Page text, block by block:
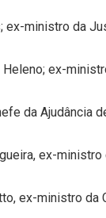
ex-ministro da
Heleno; ex-
da Ajudância
ex-ministro
ex-ministro da